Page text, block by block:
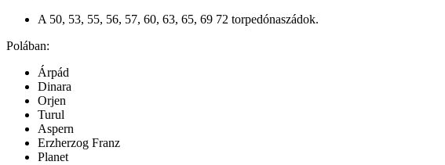
A 50, 53, 55, 56, 57, 60, 63, 65, 69 72 torpedónaszádok.
Polában:
Árpád
Dinara
Orjen
Turul
Aspern
Erzherzog Franz
Planet